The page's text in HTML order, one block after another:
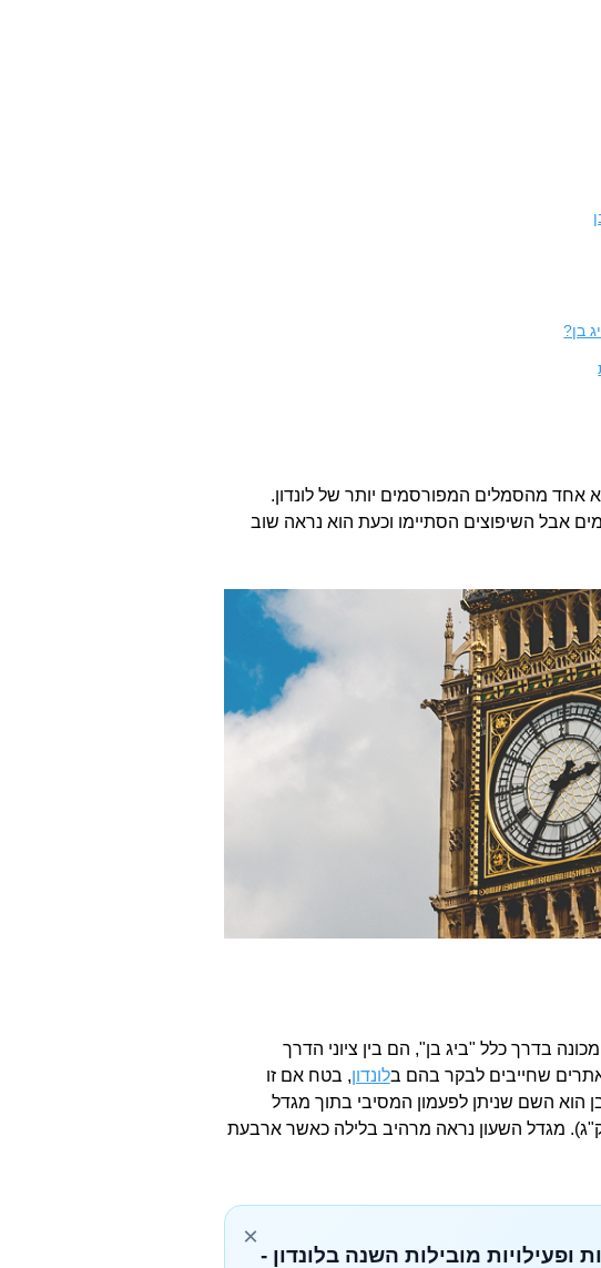
בן?
אחד מהסמלים המפורסמים יותר של לונדון.
בפיגומים אבל השיפוצים הסתיימו וכעת הוא נראה שוב
בדרך כלל "ביג בן", הם בין ציוני הדרך
שחייבים לבקר בהם בלונדון, בטח אם זו
הוא השם שניתן לפעמון המסיבי בתוך מגדל
שמשקלו עולה על 13 טון (13,760 ק"ג). מגדל השעון נראה מרהיב בלילה כאשר ארבעת
×
ופעילויות מובילות השנה בלונדון -